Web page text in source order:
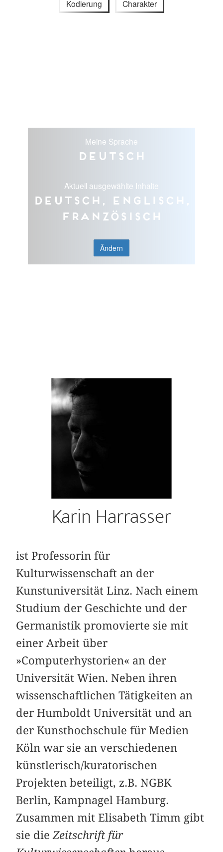
Kodierung Charakter
Meine Sprache
Deutsch
Aktuell ausgewählte Inhalte
Deutsch, Englisch,
Französisch
Ändern
Karin Harrasser
ist Professorin für
Kulturwissenschaft an der
Kunstuniversität Linz. Nach einem
Studium der Geschichte und der
Germanistik promovierte sie mit
einer Arbeit über
»Computerhystorien« an der
Universität Wien. Neben ihren
wissenschaftlichen Tätigkeiten an
der Humboldt Universität und an
der Kunsthochschule für Medien
Köln war sie an verschiedenen
künstlerisch/kuratorischen
Projekten beteiligt, z.B. NGBK
Berlin, Kampnagel Hamburg.
Zusammen mit Elisabeth Timm gibt
sie dieZeitschrift für